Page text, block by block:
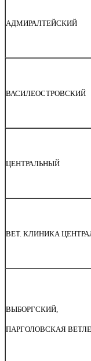
АДМИРАЛТЕЙСКИЙ
ВАСИЛЕОСТРОВСКИЙ
ЦЕНТРАЛЬНЫЙ
ВЕТ. КЛИНИКА
ВЫБОРГСКИЙ,
ПАРГОЛОВСКАЯ